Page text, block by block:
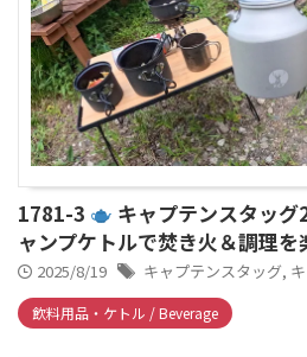
1781-3
キャプテンスタッ
ャンプケトルで焚き火＆調理を
2025/8/19 キャプテンスタッグ,
飲料用品・ケトル / Beverage